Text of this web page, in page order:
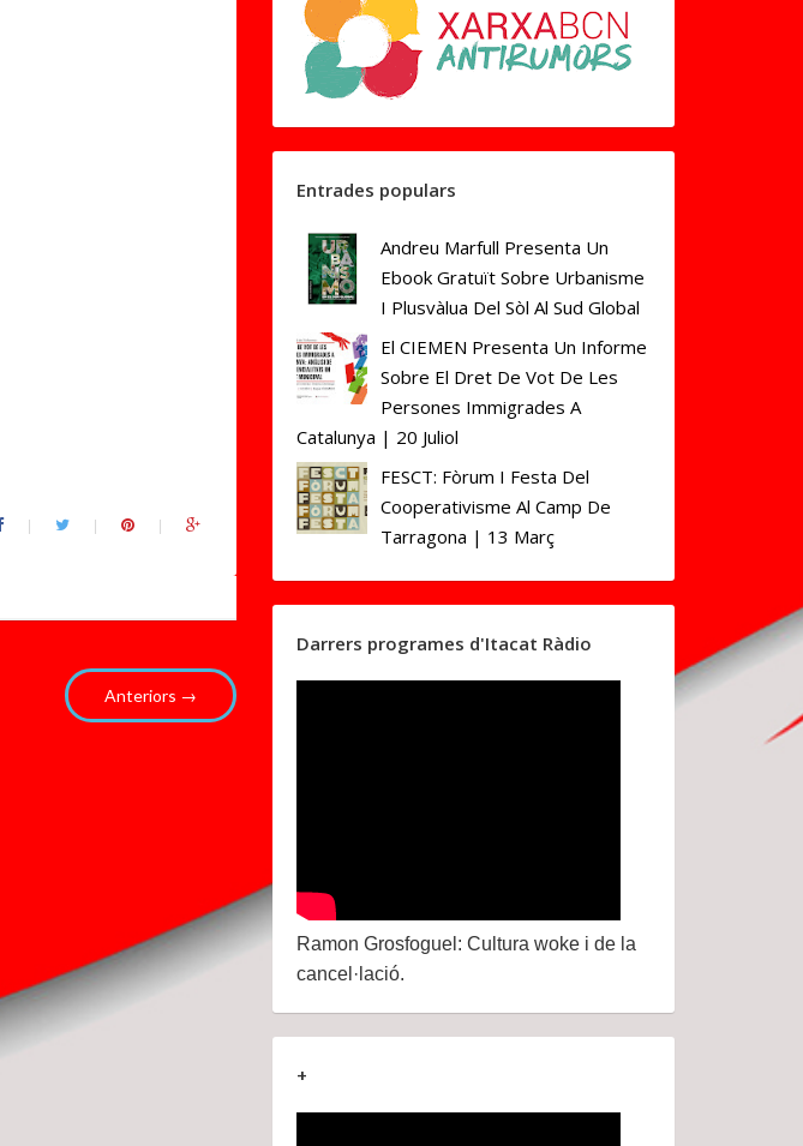
Anteriors →
Entrades populars
Andreu Marfull Presenta Un
Ebook Gratuït Sobre Urbanisme
I Plusvàlua Del Sòl Al Sud Global
El CIEMEN Presenta Un Informe
Sobre El Dret De Vot De Les
Persones Immigrades A
Catalunya | 20 Juliol
FESCT: Fòrum I Festa Del
Cooperativisme Al Camp De
Tarragona | 13 Març
Darrers programes d'Itacat Ràdio
Ramon Grosfoguel: Cultura woke i de la
cancel·lació.
+